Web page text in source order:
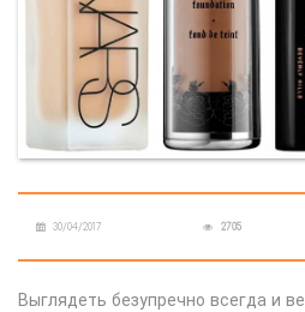
30/04/2017 2705
Выглядеть безупречно всегда и